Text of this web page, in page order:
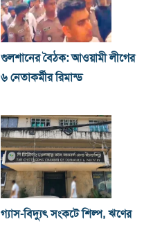
গুলশানের বৈঠক: আওয়ামী লীগের
৬ নেতাকর্মীর রিমান্ড
গ্যাস-বিদ্যুৎ সংকটে শিল্প, ঋণের